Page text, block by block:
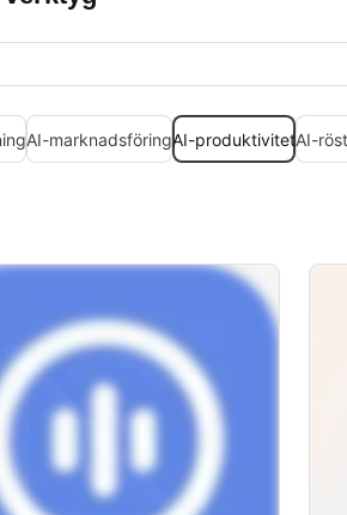
AI-marknadsföringAI-produktivitetAI-